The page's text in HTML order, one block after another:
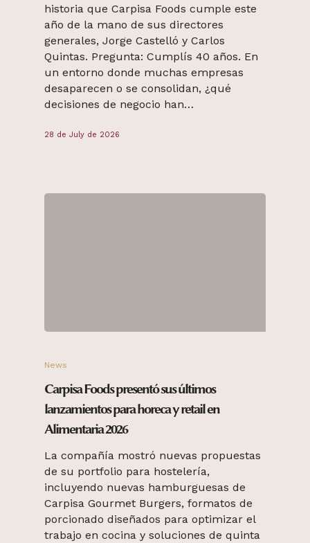
historia que Carpisa Foods cumple este
año de la mano de sus directores
generales, Jorge Castelló y Carlos
Quintas. Pregunta: Cumplís 40 años. En
un entorno donde muchas empresas
desaparecen o se consolidan, ¿qué
decisiones de negocio han…
28 de July de 2026
News
Carpisa Foods presentó sus últimos
lanzamientos para horeca y retail en
Alimentaria 2026
La compañía mostró nuevas propuestas
de su portfolio para hostelería,
incluyendo nuevas hamburguesas de
Carpisa Gourmet Burgers, formatos de
porcionado diseñados para optimizar el
trabajo en cocina y soluciones de quinta